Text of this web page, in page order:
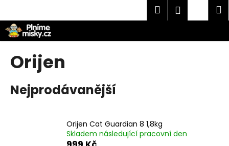
obsah
Hledat
Orijen
Nejprodávanější
Orijen Cat Guardian 8 1,8kg
Skladem následující pracovní den
o
š
í
Zpět
Zpět
C
o
p
o